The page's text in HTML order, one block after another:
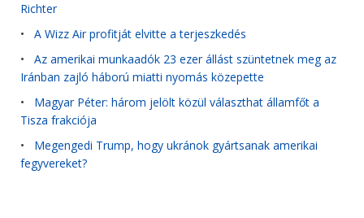
Richter
• A Wizz Air profitját elvitte a terjeszkedés
• Az amerikai munkaadók 23 ezer állást szüntetnek meg az
Iránban zajló háború miatti nyomás közepette
• Magyar Péter: három jelölt közül választhat államfőt a
Tisza frakciója
• Megengedi Trump, hogy ukránok gyártsanak amerikai
fegyvereket?